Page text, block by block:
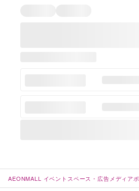
AEONMALL イベントスペース・広告メディア